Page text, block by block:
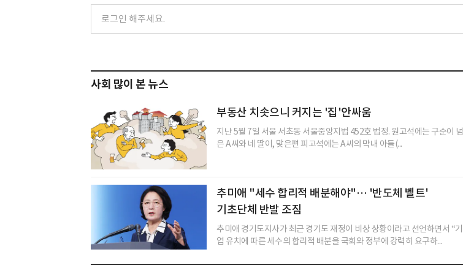
사회 많이 본 뉴스
부동산 치솟으니 커지는 '집'안싸움
지난 5월 7일 서울 서초동 서울중앙지법 452호 법정. 원고석에는 구순이 넘
은 A씨와 네 딸이, 맞은편 피고석에는 A씨의 막내 아들(...
추미애 "세수 합리적 배분해야"… '반도체 벨트'
기초단체 반발 조짐
추미애 경기도지사가 최근 경기도 재정이 비상 상황이라고 선언하면서 “기
업 유치에 따른 세수의 합리적 배분을 국회와 정부에 강력히 요구하...